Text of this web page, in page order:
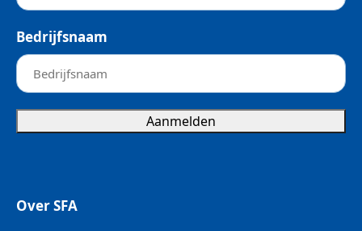
Bedrijfsnaam
Aanmelden
Over SFA